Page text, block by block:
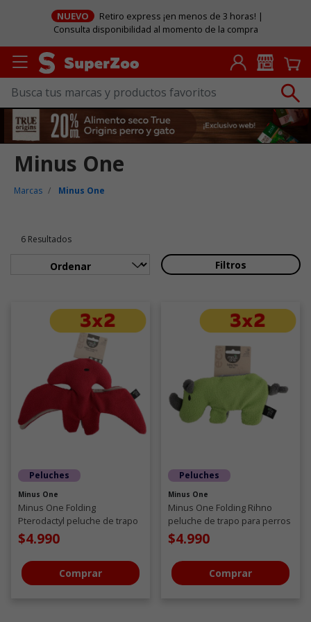
NUEVO
Retiro express ¡en menos de 3 horas! |
Consulta disponibilidad al momento de la compra
Minus One
Marcas Minus One
6 Resultados
Filtros
Peluches
Minus One
Minus One Folding
Pterodactyl peluche de trapo
para perros
$4.990
Comprar
Peluches
Minus One
Minus One Folding Rihno
peluche de trapo para perros
$4.990
Comprar